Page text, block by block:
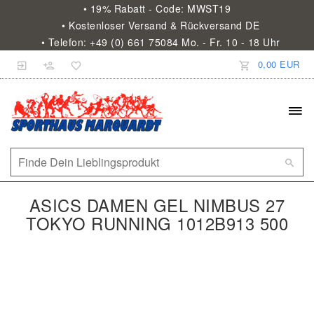
• 19% Rabatt - Code: MWST19
• Kostenloser Versand & Rückversand DE
• Telefon: +49 (0) 661 75084 Mo. - Fr. 10 - 18 Uhr
0,00 EUR
ASICS DAMEN GEL NIMBUS 27
TOKYO RUNNING 1012B913 500